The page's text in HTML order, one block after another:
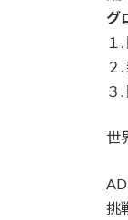
グ
１
２
３
世
挑